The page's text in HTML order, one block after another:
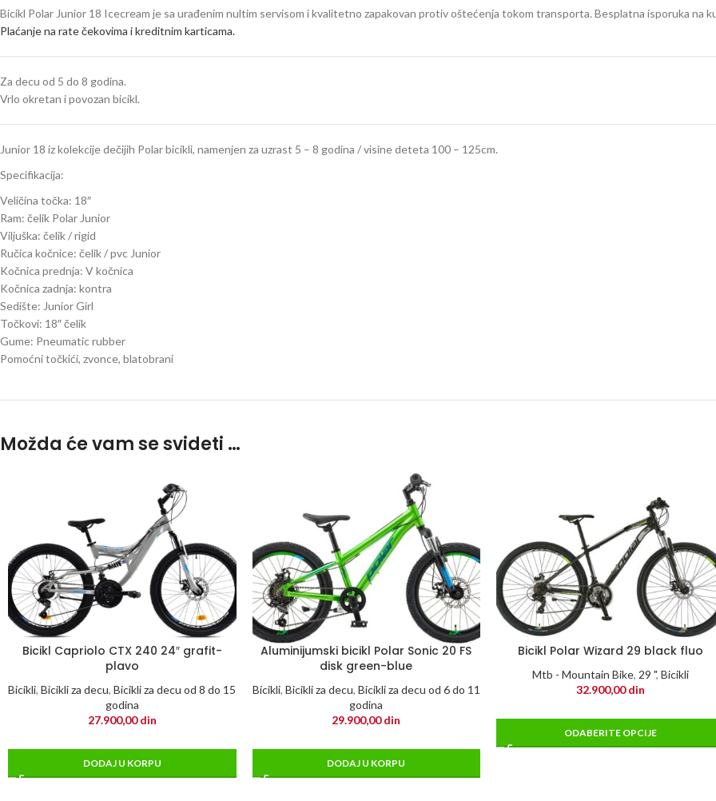
Bicikl Polar Junior 18 Icecream je sa urađenim nultim servisom i kvalitetno zapakovan protiv oštećenja tokom transporta. Besplatna isporuka na
Plaćanje na rate čekovima i kreditnim karticama.
Za decu od 5 do 8 godina.
Vrlo okretan i povozan bicikl.
Junior 18 iz kolekcije dečijih Polar bicikli, namenjen za uzrast 5 – 8 godina / visine deteta 100 – 125cm.
Specifikacija:
Veličina točka: 18″
Ram: čelik Polar Junior
Viljuška: čelik / rigid
Ručica kočnice: čelik / pvc Junior
Kočnica prednja: V kočnica
Kočnica zadnja: kontra
Sedište: Junior Girl
Točkovi: 18″ čelik
Gume: Pneumatic rubber
Pomoćni točkići, zvonce, blatobrani
Možda će vam se svideti …
Bicikl Capriolo CTX 240 24″ grafit-
plavo
Bicikli,Bicikli za decu,Bicikli za decu od 8 do 15
godina
27.900,00din
DODAJ U KORPU
Aluminijumski bicikl Polar Sonic 20 FS
disk green-blue
Bicikli, Bicikli za decu, Bicikli za decu od 6 do 11
godina
29.900,00din
DODAJ U KORPU
Bicikl Polar Wizard 29 black fluo
Mtb - Mountain Bike, 29 ", Bicikli
32.900,00din
ODABERITE OPCIJE